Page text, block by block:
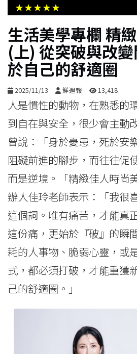
合
影
音
購
物
★★★★★
生活美學專欄 精
(上) 從突破與改
於自己的舒適圈
2025/11/13 鮮週報 13,418
人是慣性的動物，在熟悉的
到自在與安全，很少會主動
曾說：「身於憂患，死於安
阻礙前進的腳步，而往往促
而是逆境。「精緻佳人時尚
辦人佳玲老師表示：「我很
這個詞。唯有痛苦，才能真
這份痛，更始於『破』的瞬
耗的人事物、脆弱心靈，或
式，都必須打破，才能重獲
己的舒適圈。」